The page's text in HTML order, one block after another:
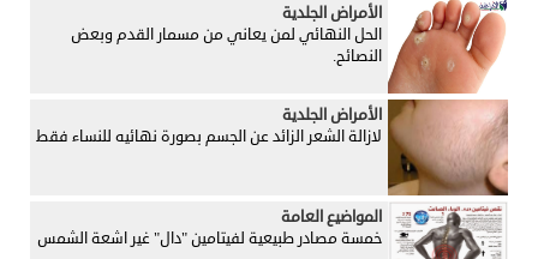
الأمراض الجلدية
الحل النهائي لمن يعاني من مسمار القدم وبعض
النصائح.
الأمراض الجلدية
لازالة الشعر الزائد عن الجسم بصورة نهائيه للنساء فقط
المواضيع العامة
خمسة مصادر طبيعية لفيتامين "دال" غير اشعة الشمس